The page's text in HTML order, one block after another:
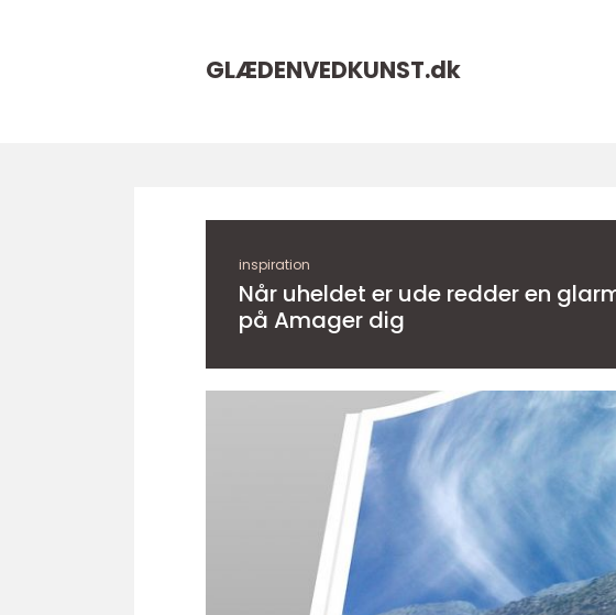
GLÆDENVEDKUNST.dk
inspiration
Når uheldet er ude redder en
på Amager dig